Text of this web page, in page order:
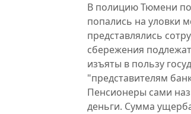
В полицию Тюмени
попались на уловки
представлялись
сбережения
изъяты в пользу
"представителям
Пенсионеры сами
деньги. Сумма